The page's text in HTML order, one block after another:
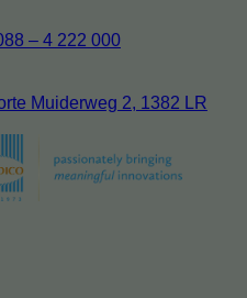
– 4 222 000
Muiderweg 2, 1382 LR